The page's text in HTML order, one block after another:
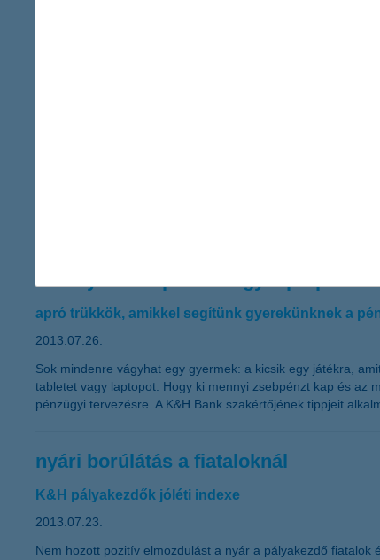
Budapest, 2013. július 24. – A K&H gyógyvarázs program
gyermek gyorsabb gyógyulását segíti. A jubileum
mennyit kell spórolni egy laptopért?
apró trükkök, amikkel segítünk gyerekünknek a
2013.07.26.
Sok mindenre vágyhat egy gyermek: a kicsik egy játékra,
tabletet vagy laptopot. Hogy ki mennyi zsebpénzt kap és az
pénzügyi tervezésre. A K&H Bank szakértőjének tippjeit
nyári borúlátás a fiataloknál
K&H pályakezdők jóléti indexe
2013.07.23.
Nem hozott pozitív elmozdulást a nyár a pályakezdő